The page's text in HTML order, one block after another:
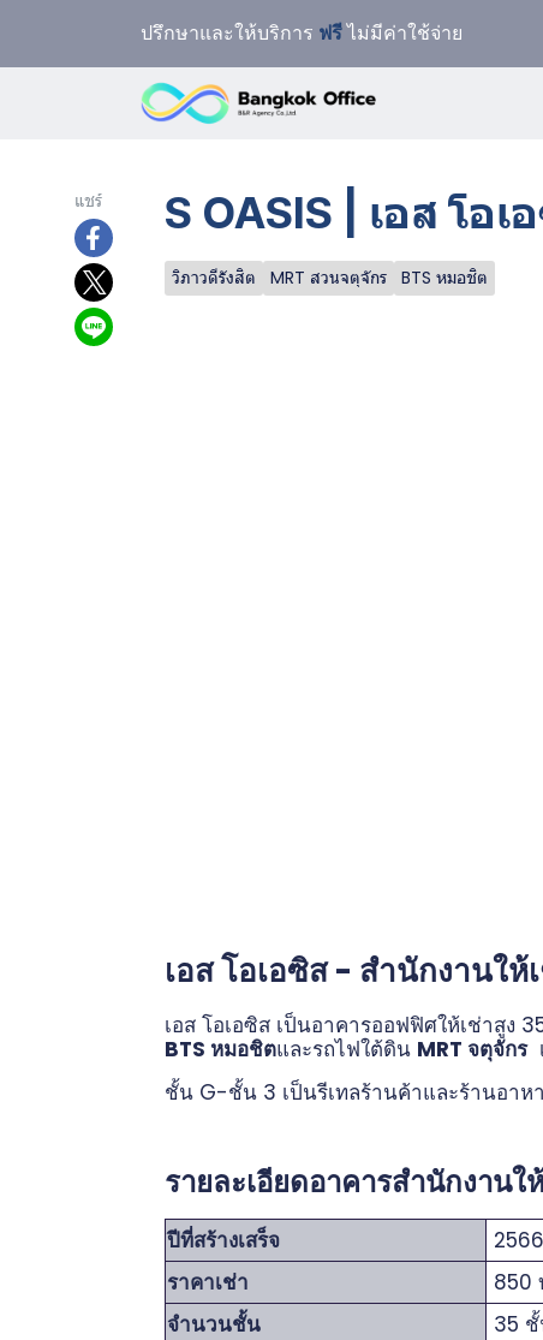
ปรึกษาและให้บริการ ฟรีไม่มีค่าใช้จ่าย
แชร์ S OASIS | เอส โอเ
วิภาวดีรังสิต MRT สวนจตุจักร BTS หมอชิต
เอส โอเอซิส - สำนักงานใ
เอส โอเอซิส เป็นอาคารออฟฟิศให้เช่าสูง
BTS หมอชิตและรถไฟใต้ดิน MRT จตุจักร
ชั้น G-ชั้น 3 เป็นรีเทลร้านค้าและร้านอาห
รายละเอียดอาคารสำนักงานใ
ปีที่สร้างเสร็จ
2566
ราคาเช่า
850
จำนวนชั้น
35